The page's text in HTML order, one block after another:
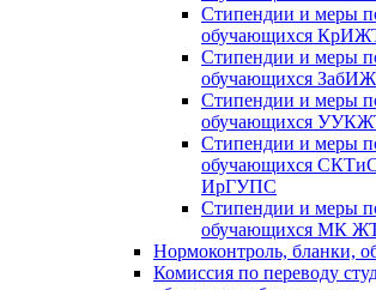
Стипендии и меры
обучающихся
Стипендии и меры
обучающихся
Стипендии и меры
обучающихся
Стипендии и меры
обучающихся
ИрГУПС
Стипендии и меры
обучающихся МК
Нормоконтроль, бланки,
Комиссия по переводу